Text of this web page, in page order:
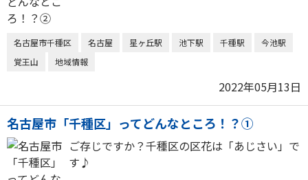
名古屋市千種区 名古屋 星ヶ丘駅 池下駅 千種駅
今池駅
覚王山
地域情報
2022年05月13日
名古屋市「千種区」ってどんなところ！？①
ご存じですか？千種区の区花は「あじさい」で
す♪